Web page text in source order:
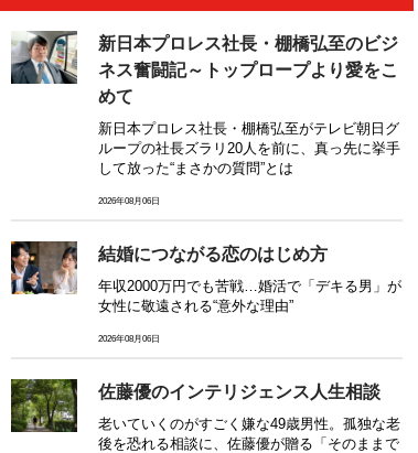
新日本プロレス社長・棚橋弘至のビジ
ネス奮闘記～トップロープより愛をこ
めて
新日本プロレス社長・棚橋弘至がテレビ朝日グ
ループの社長ズラリ20人を前に、真っ先に挙手
して放った“まさかの質問”とは
2026年08月06日
結婚につながる恋のはじめ方
年収2000万円でも苦戦…婚活で「デキる男」が
女性に敬遠される“意外な理由”
2026年08月06日
佐藤優のインテリジェンス人生相談
老いていくのがすごく嫌な49歳男性。孤独な老
後を恐れる相談に、佐藤優が贈る「そのままで